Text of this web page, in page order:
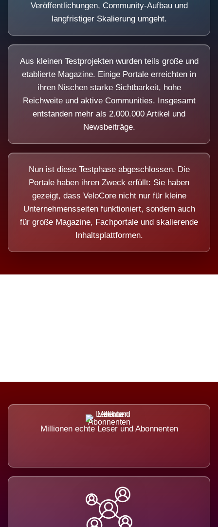
Veröffentlichungen, Community-Aufbau und
langfristiger Skalierung umgeht.
Aus kleinen Testprojekten wurden teils große und
etablierte Magazine. Einige Portale erreichten in
ihren Nischen starke Sichtbarkeit, hohe
Reichweite und aktive Communities. Insgesamt
entstanden mehr als 2.000.000 Artikel und
Newsbeiträge.
Nun ist diese Testphase abgeschlossen. Die
Portale haben ihren Zweck erfüllt: Sie haben
gezeigt, dass VeloCore nicht nur für kleine
Unternehmensseiten funktioniert, sondern auch
für große Magazine, Fachportale und skalierende
Inhaltsplattformen.
Millionen echte Leser und Abonnenten